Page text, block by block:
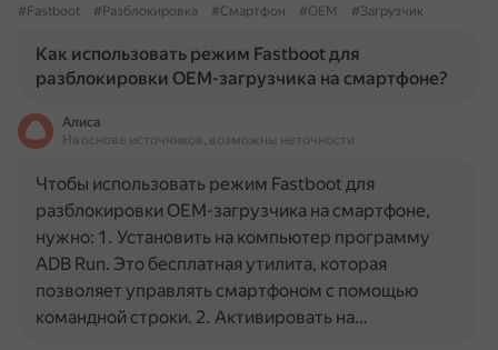
#Fastboot
#Разблокировка #Смартфон #OEM #Загрузчик
Как использовать режим Fastboot для
разблокировки OEM-загрузчика на смартфоне?
Алиса
На основе источников, возможны неточности
Чтобы использовать режим Fastboot для
разблокировки OEM-загрузчика на смартфоне,
нужно: 1. Установить на компьютер программу
ADB Run. Это бесплатная утилита, которая
позволяет управлять смартфоном с помощью
командной строки. 2. Активировать на…